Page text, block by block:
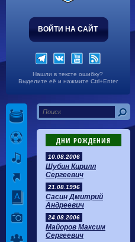
ВОЙТИ НА САЙТ
Нашли в тексте ошибку?
Выделите её и нажмите Ctrl+Enter
ДНИ РОЖДЕНИЯ
10.08.2006
Шубин Кирилл
Сергеевич
21.08.1996
Сасин Дмитрий
Андреевич
24.08.2006
Майоров Максим
Сергеевич